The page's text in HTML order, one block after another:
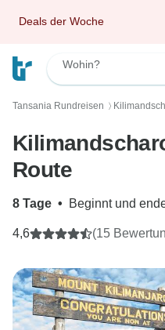
Deals der Woche
Wohin?
Tansania Rundreisen 〉
Route
8 Tage • Beginnt und
4,6 (15